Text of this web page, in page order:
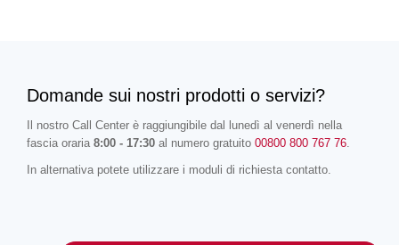
Domande sui nostri prodotti o servizi?
Il nostro Call Center è raggiungibile dal lunedì al venerdì nella
fascia oraria 8:00 - 17:30 al numero gratuito 00800 800 767 76
In alternativa potete utilizzare i moduli di richiesta contatto.